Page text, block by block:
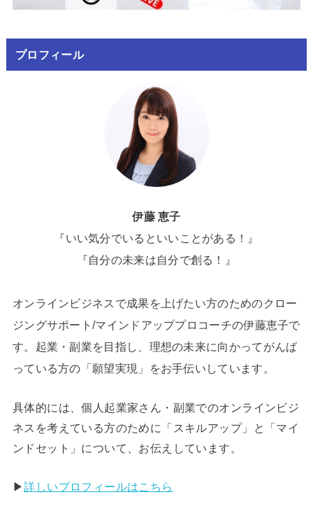
プロフィール
伊藤 恵子
『いい気分でいるといいことがある！』
『自分の未来は自分で創る！』
オンラインビジネスで成果を上げたい方のためのクロー
ジングサポート/マインドアッププロコーチの伊藤恵子で
す。起業・副業を目指し、理想の未来に向かってがんば
っている方の「願望実現」をお手伝いしています。
具体的には、個人起業家さん・副業でのオンラインビジ
ネスを考えている方のために「スキルアップ」と「マイ
ンドセット」について、お伝えしています。
▶︎詳しいプロフィールはこちら